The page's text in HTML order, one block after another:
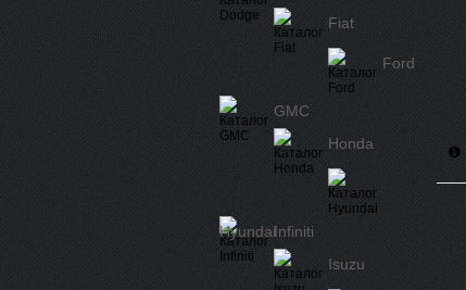
❶
Fiat
Ford
GMC
Honda
HyundaiInfiniti
Isuzu